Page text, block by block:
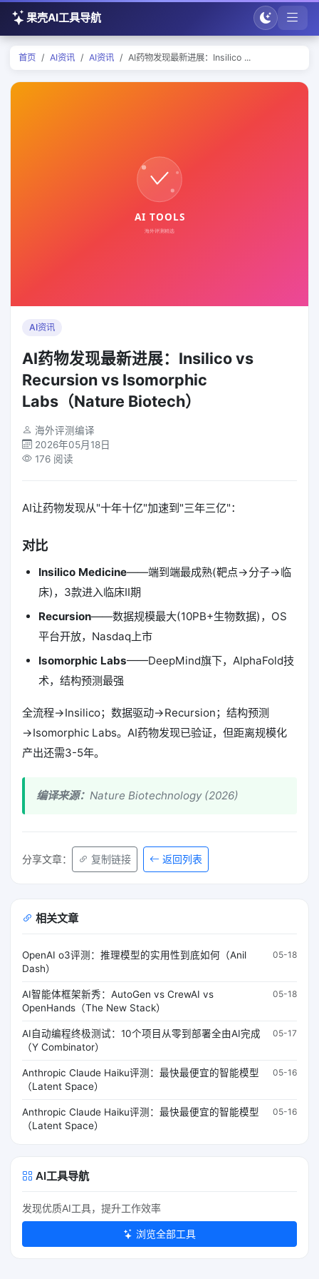
果壳AI工具导航
首页 AI资讯 AI资讯 AI药物发现最新进展：Insilico ...
AI资讯
AI药物发现最新进展：Insilico vs
Recursion vs Isomorphic
Labs（Nature Biotech）
海外评测编译
2026年05月18日
176 阅读
AI让药物发现从"十年十亿"加速到"三年三亿"：
对比
Insilico Medicine——端到端最成熟(靶点→分子→临
床)，3款进入临床II期
Recursion——数据规模最大(10PB+生物数据)，OS
平台开放，Nasdaq上市
Isomorphic Labs——DeepMind旗下，AlphaFold技
术，结构预测最强
全流程→Insilico；数据驱动→Recursion；结构预测
→Isomorphic Labs。AI药物发现已验证，但距离规模化
产出还需3-5年。
编译来源： Nature Biotechnology (2026)
分享文章： 复制链接 返回列表
相关文章
OpenAI o3评测：推理模型的实用性到底如何（Anil
Dash）
05-18
AI智能体框架新秀：AutoGen vs CrewAI vs
OpenHands（The New Stack）
05-18
AI自动编程终极测试：10个项目从零到部署全由AI完成
（Y Combinator）
05-17
Anthropic Claude Haiku评测：最快最便宜的智能模型
（Latent Space）
05-16
Anthropic Claude Haiku评测：最快最便宜的智能模型
（Latent Space）
05-16
AI工具导航
发现优质AI工具，提升工作效率
浏览全部工具